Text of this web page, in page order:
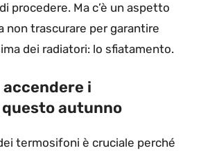
procedere. Ma c’è un aspetto
non trascurare per garantire
dei radiatori: lo sfiatamento.
accendere i
autunno
termosifoni è cruciale perché